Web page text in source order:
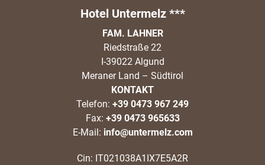
Hotel Untermelz ***
FAM. LAHNER
Riedstraße 22
I-39022 Algund
Meraner Land – Südtirol
KONTAKT
Telefon: +39 0473 967 249
Fax: +39 0473 965633
E-Mail: info@untermelz.com
Cin: IT021038A1IX7E5A2R